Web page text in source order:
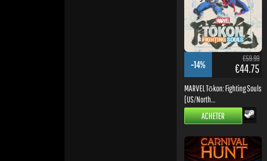
-14%
€59.99
€44.75
MARVEL Tōkon: Fighting Souls
[US/North...
ACHETER